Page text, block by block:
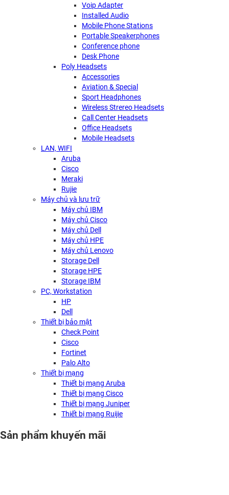
Voip Adapter
Installed Audio
Mobile Phone Stations
Portable Speakerphones
Conference phone
Desk Phone
Poly Headsets
Accessories
Aviation & Special
Sport Headphones
Wireless Strereo Headsets
Call Center Headsets
Office Headsets
Mobile Headsets
LAN, WIFI
Aruba
Cisco
Meraki
Rujie
Máy chủ và lưu trữ
Máy chủ IBM
Máy chủ Cisco
Máy chủ Dell
Máy chủ HPE
Máy chủ Lenovo
Storage Dell
Storage HPE
Storage IBM
PC, Workstation
HP
Dell
Thiết bị bảo mật
Check Point
Cisco
Fortinet
Palo Alto
Thiết bị mạng
Thiết bị mạng Aruba
Thiết bị mạng Cisco
Thiết bị mạng Juniper
Thiết bị mạng Ruijie
Sản phẩm khuyến mãi